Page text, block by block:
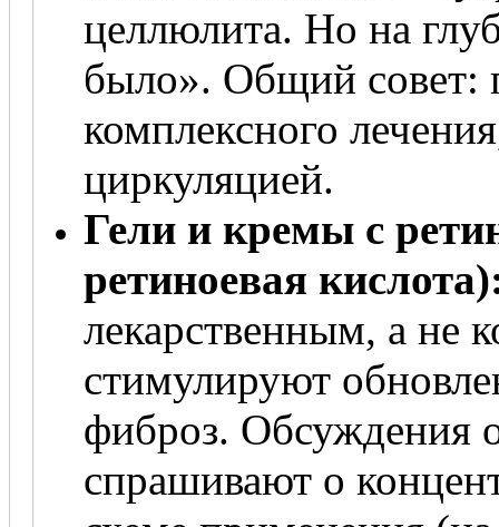
целлюлита. Но на
было». Общий совет:
комплексного
циркуляцией.
Гели и кремы с
ретиноевая
лекарственным, а не
стимулируют
фиброз. Обсуждения
спрашивают о